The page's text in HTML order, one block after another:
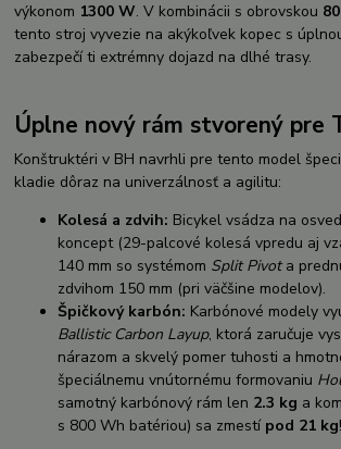
výkonom 1300 W. V kombinácii s obrovskou
tento stroj vyvezie na akýkoľvek kopec s
zabezpečí ti extrémny dojazd na dlhé trasy.
Úplne nový rám stvorený pre
Konštruktéri v BH navrhli pre tento model
kladie dôraz na univerzálnosť a agilitu:
Kolesá a zdvih: Bicykel vsádza na
koncept (29-palcové kolesá vpredu aj
140 mm so systémom Split Pivota
zdvihom 150 mm (pri väčšine modelov).
Špičkový karbón: Karbónové modely
Ballistic Carbon Layup, ktorá zaručuje
nárazom a skvelý pomer tuhosti a
špeciálnemu vnútornému formovaniu
samotný karbónový rám len 2.3 kg a
s 800 Wh batériou) sa zmestí pod 21 kg!